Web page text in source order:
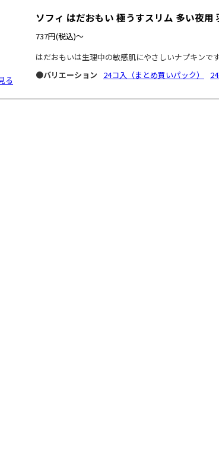
る
ソフィ はだおもい 極うすスリム 多い夜用
737円(税込)～
はだおもいは生理中の敏感肌にやさしいナプキンで
●バリエーション
24コ入（まとめ買いパック）